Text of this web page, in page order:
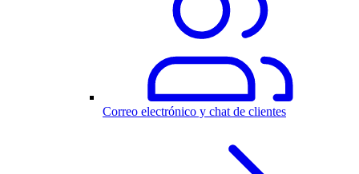
Correo electrónico y chat de clientes